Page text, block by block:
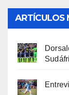
ARTÍCULOS